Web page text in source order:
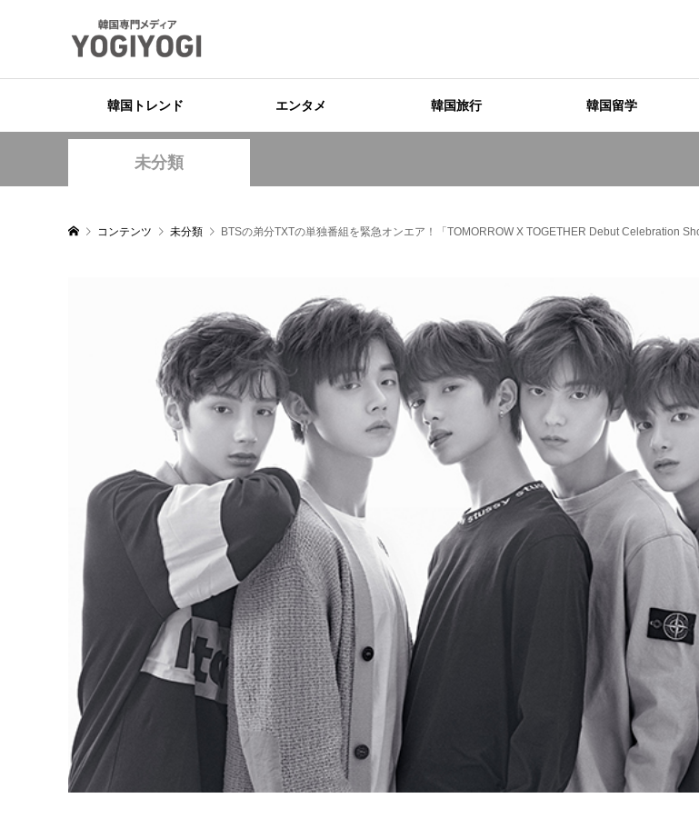
韓国トレンド エンタメ 韓国旅行 韓国留学
未分類
コンテンツ 未分類 BTSの弟分TXTの単独番組を緊急オンエア！「TOMORROW X TOGETHER Debut Celebration